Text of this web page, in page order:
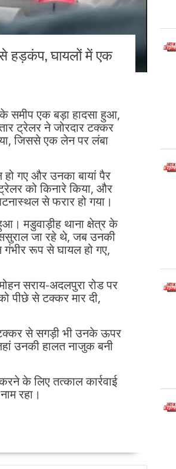
हड़कंप, घायलों में एक
समीप एक बड़ा हादसा हुआ,
ट्रेलर ने जोरदार टक्कर
जिससे एक लेन पर लंबा
गए और उनका बायां पैर
को किनारे किया, और
से फरार हो गया।
मडुवाड़ीह थाना क्षेत्र के
ससुराल जा रहे थे, जब उनकी
रूप से घायल हो गए,
सराय-अदलपुरा रोड पर
पीछे से टक्कर मार दी,
से सगड़ी भी उनके ऊपर
उनकी हालत नाजुक बनी
के लिए तत्काल कार्रवाई
रहा।